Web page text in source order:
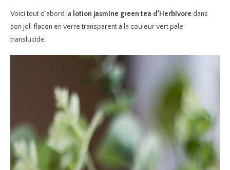
Voici tout d’abord la lotion jasmine green tea d’Herbivore dans
son joli flacon en verre transparent à la couleur vert pale
translucide.